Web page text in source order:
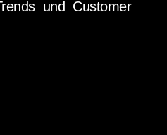
und Customer